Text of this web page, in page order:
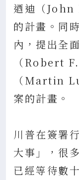
迺迪（
的計畫。同
內，提出全
（Robert
（Martin
案的計畫。
川普在簽署
大事」，很
已經等待數